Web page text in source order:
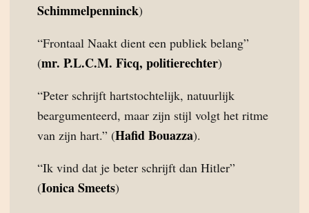
Schimmelpenninck)
“Frontaal Naakt dient een publiek belang”
(mr. P.L.C.M. Ficq, politierechter)
“Peter schrijft hartstochtelijk, natuurlijk
beargumenteerd, maar zijn stijl volgt het ritme
van zijn hart.” (Hafid Bouazza).
“Ik vind dat je beter schrijft dan Hitler”
(Ionica Smeets)